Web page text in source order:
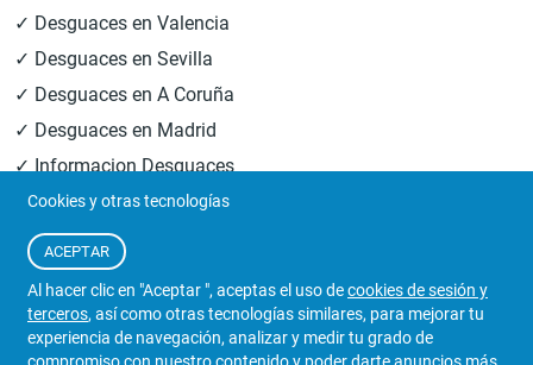
✓ Desguaces en Valencia
✓ Desguaces en Sevilla
✓ Desguaces en A Coruña
✓ Desguaces en Madrid
✓ Informacion Desguaces
© 2026Central Desguaces Europiezas
reservados.
Cookies y otras tecnologías
ACEPTAR
Al hacer clic en "Aceptar ", aceptas el uso decookies de sesión y
terceros, así como otras tecnologías similares, para mejorar tu
experiencia de navegación, analizar y medir tu grado de